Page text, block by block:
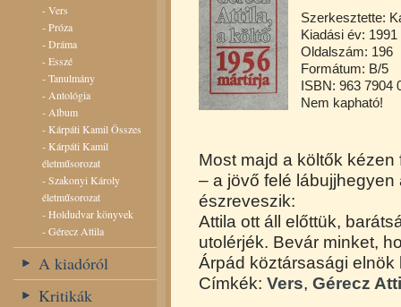
-Vers
-Próza
-Dráma
-Esszé
-Tanulmány
- Antológia
- Album
-Kárpáti Kamil Összes
-Kárpáti Kamil
életműsorozat
-Szakonyi Károly
életműsorozat
-Holdudvar könyvek
-Gérecz Attila
A kiadóról
Kritikák
Szerkesztette:
Kiadási év: 1991
Oldalszám: 196
Formátum: B/5
ISBN: 963 7904
Nem kapható!
Most majd a költők
– a jövő felé
észreveszik:
Attila ott áll előttük,
utolérjék. Bevár minket,
Árpád köztársasági elnök
Címkék: Vers, Gérecz